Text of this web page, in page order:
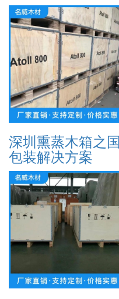
深圳熏蒸木箱之
包装解决方案